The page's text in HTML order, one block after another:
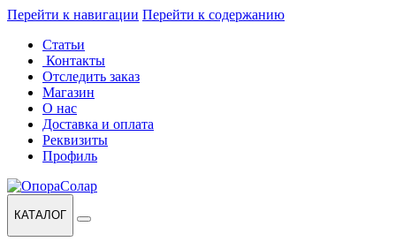
Перейти к навигации Перейти к содержанию
Статьи
Контакты
Отследить заказ
Магазин
О нас
Доставка и оплата
Реквизиты
Профиль
КАТАЛОГ